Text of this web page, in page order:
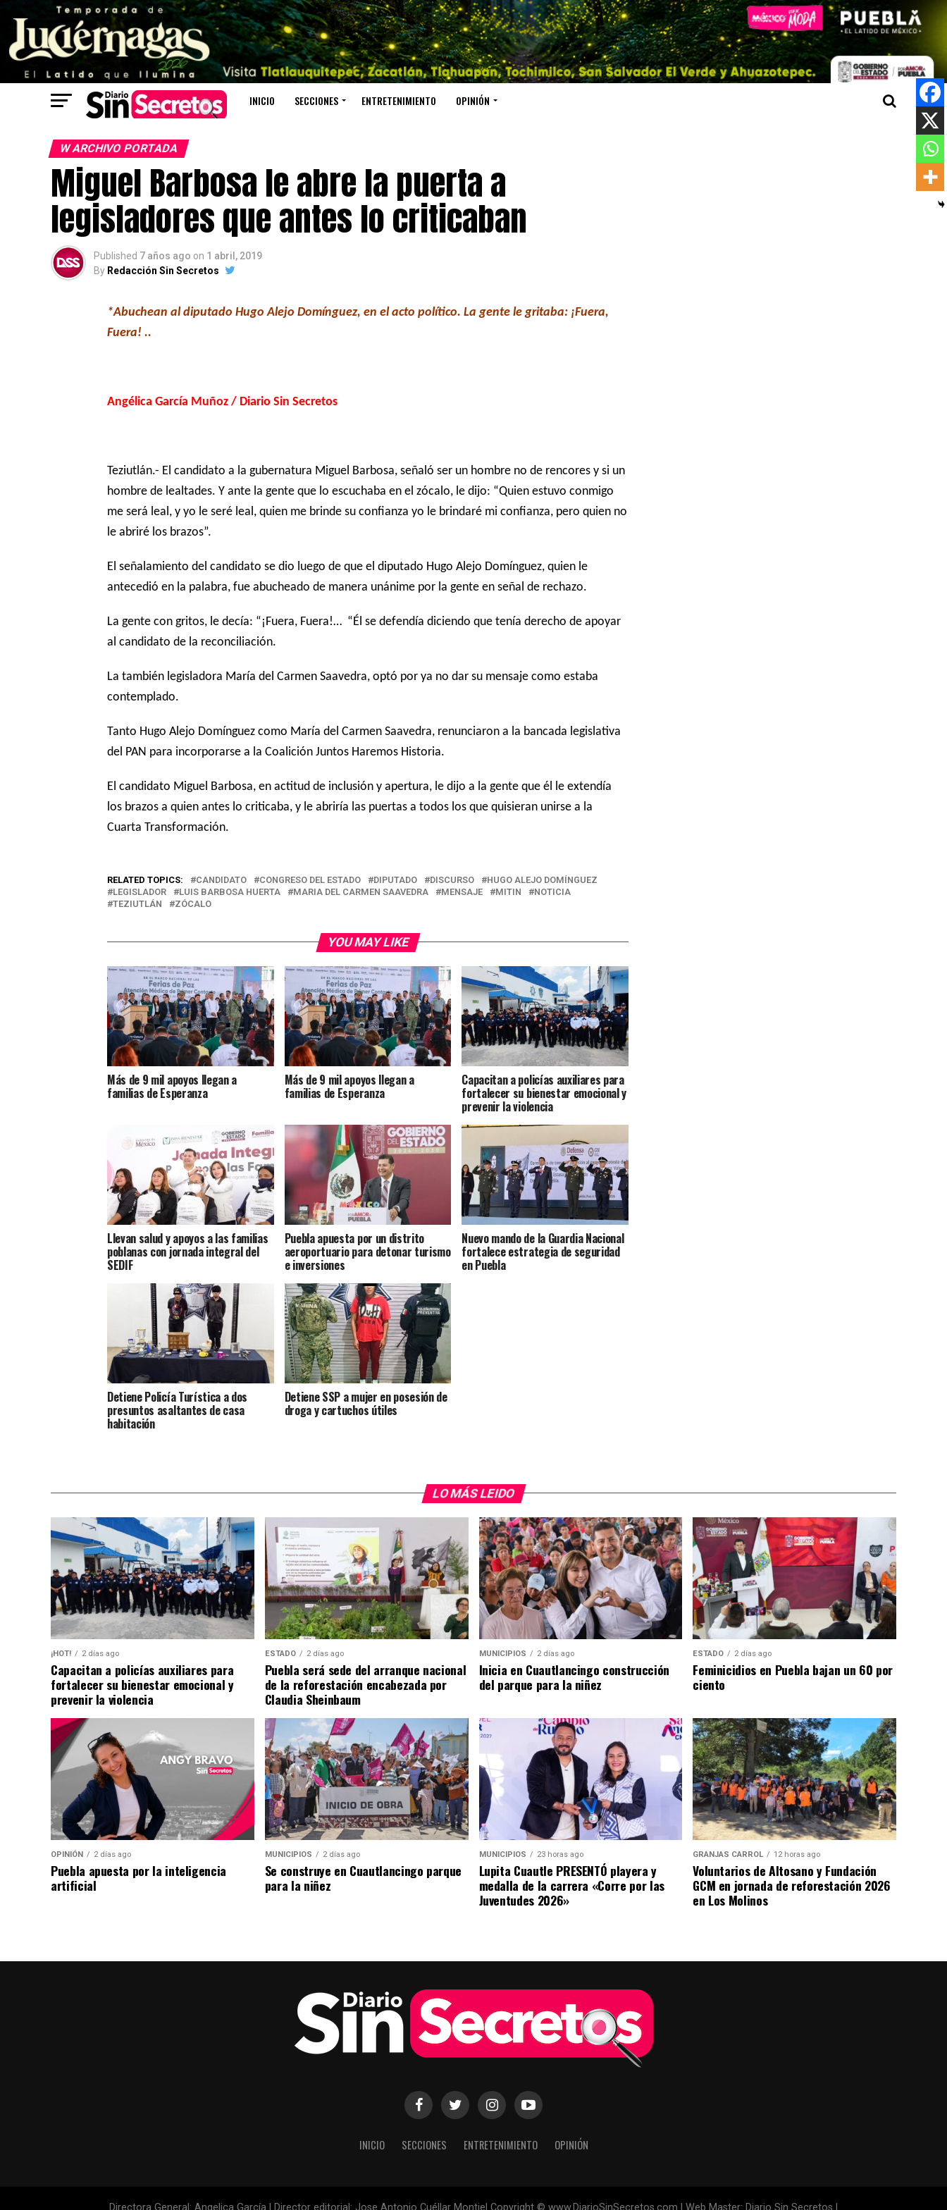
INICIO SECCIONES ENTRETENIMIENTO OPINIÓN
W ARCHIVO PORTADA
Miguel Barbosa le abre la puerta a
legisladores que antes lo criticaban
Published 7 años ago on 1 abril, 2019
By Redacción Sin Secretos
*Abuchean al diputado Hugo Alejo Domínguez, en el acto político. La gente le gritaba: ¡Fuera,
Fuera! ..
Angélica García Muñoz / Diario Sin Secretos
Teziutlán.- El candidato a la gubernatura Miguel Barbosa, señaló ser un hombre no de rencores y si un
hombre de lealtades. Y ante la gente que lo escuchaba en el zócalo, le dijo: “Quien estuvo conmigo
me será leal, y yo le seré leal, quien me brinde su confianza yo le brindaré mi confianza, pero quien no
le abriré los brazos”.
El señalamiento del candidato se dio luego de que el diputado Hugo Alejo Domínguez, quien le
antecedió en la palabra, fue abucheado de manera unánime por la gente en señal de rechazo.
La gente con gritos, le decía: “¡Fuera, Fuera!… “Él se defendía diciendo que tenía derecho de apoyar
al candidato de la reconciliación.
La también legisladora María del Carmen Saavedra, optó por ya no dar su mensaje como estaba
contemplado.
Tanto Hugo Alejo Domínguez como María del Carmen Saavedra, renunciaron a la bancada legislativa
del PAN para incorporarse a la Coalición Juntos Haremos Historia.
El candidato Miguel Barbosa, en actitud de inclusión y apertura, le dijo a la gente que él le extendía
los brazos a quien antes lo criticaba, y le abriría las puertas a todos los que quisieran unirse a la
Cuarta Transformación.
RELATED TOPICS: CANDIDATO CONGRESO DEL ESTADO DIPUTADO DISCURSO
HUGO ALEJO DOMÍNGUEZ
LEGISLADOR
LUIS BARBOSA HUERTA MARIA DEL CARMEN SAAVEDRA MENSAJE MITIN
NOTICIA
TEZIUTLÁN
ZÓCALO
YOU MAY LIKE
Más de 9 mil apoyos llegan a
familias de Esperanza
Más de 9 mil apoyos llegan a
familias de Esperanza
Capacitan a policías auxiliares para
fortalecer su bienestar emocional y
prevenir la violencia
Llevan salud y apoyos a las familias
poblanas con jornada integral del
SEDIF
Puebla apuesta por un distrito
aeroportuario para detonar turismo
e inversiones
Nuevo mando de la Guardia Nacional
fortalece estrategia de seguridad
en Puebla
Detiene Policía Turística a dos
presuntos asaltantes de casa
habitación
Detiene SSP a mujer en posesión de
droga y cartuchos útiles
LO MÁS LEIDO
¡HOT! 2 días ago
Capacitan a policías auxiliares para
fortalecer su bienestar emocional y
prevenir la violencia
ESTADO 2 días ago
Puebla será sede del arranque nacional
de la reforestación encabezada por
Claudia Sheinbaum
MUNICIPIOS 2 días ago
Inicia en Cuautlancingo construcción
del parque para la niñez
ESTADO 2 días ago
Feminicidios en Puebla bajan un 60 por
ciento
OPINIÓN 2 días ago
Puebla apuesta por la inteligencia
artificial
MUNICIPIOS 2 días ago
Se construye en Cuautlancingo parque
para la niñez
MUNICIPIOS 23 horas ago
Lupita Cuautle PRESENTÓ playera y
medalla de la carrera «Corre por las
Juventudes 2026»
GRANJAS CARROL 12 horas ago
Voluntarios de Altosano y Fundación
GCM en jornada de reforestación 2026
en Los Molinos
INICIO SECCIONES ENTRETENIMIENTO OPINIÓN
Directora General: Angelica García | Director editorial: Jose Antonio Cuéllar Montiel Copyright © www.DiarioSinSecretos.com | Web Master: Diario Sin Secretos |